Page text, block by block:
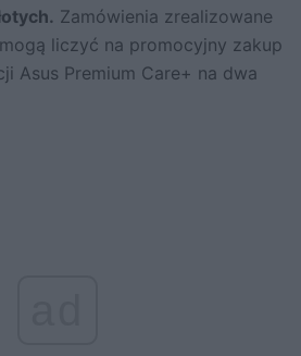
Zamówienia zrealizowane
liczyć na promocyjny zakup
Asus Premium Care+ na dwa